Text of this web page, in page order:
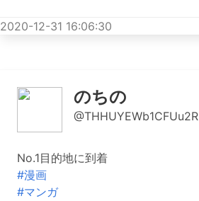
2020-12-31 16:06:30
のちの
@THHUYEWb1CFUu2R
No.1目的地に到着
#漫画
#マンガ